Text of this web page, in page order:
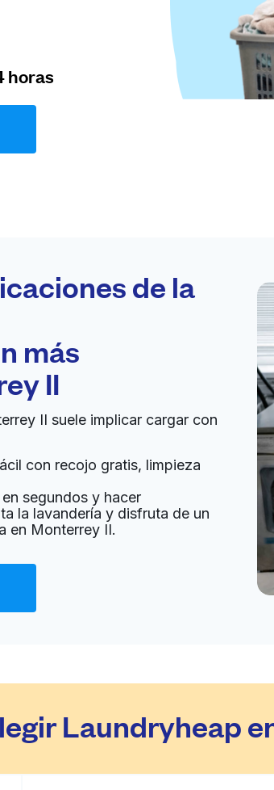
horas
de la
más
II
II suele implicar cargar con
con recojo gratis, limpieza
segundos y hacer
la lavandería y disfruta de un
en Monterrey II.
Laundryheap